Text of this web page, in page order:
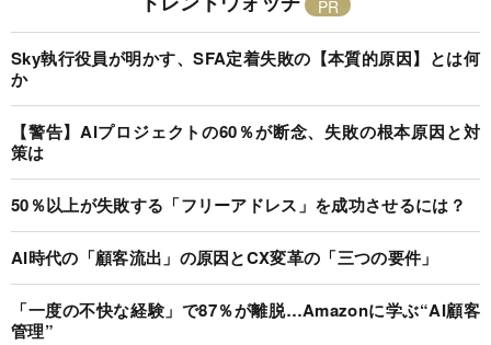
Sky執行役員が明かす、SFA定着失敗の【本質的原因】とは何
か
【警告】AIプロジェクトの60％が断念、失敗の根本原因と対
策は
50％以上が失敗する「フリーアドレス」を成功させるには？
AI時代の「顧客流出」の原因とCX変革の「三つの要件」
「一度の不快な経験」で87％が離脱…Amazonに学ぶ“AI顧客
管理”